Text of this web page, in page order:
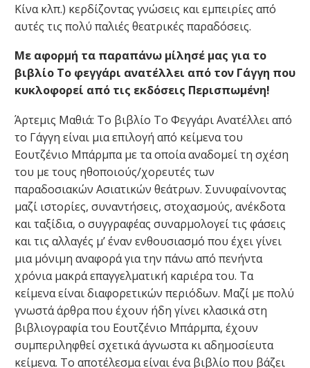
Κίνα κλπ.) κερδίζοντας γνώσεις και εμπειρίες από
αυτές τις πολύ παλιές θεατρικές παραδόσεις.
Με αφορμή τα παραπάνω μίλησέ μας για το
βιβλίο Το φεγγάρι ανατέλλει από τον Γάγγη που
κυκλοφορεί από τις εκδόσεις Περισπωμένη!
Άρτεμις Μαθιά: Το βιβλίο Το Φεγγάρι Ανατέλλει από
το Γάγγη είναι μια επιλογή από κείμενα του
Εουτζένιο Μπάρμπα με τα οποία αναδομεί τη σχέση
του με τους ηθοποιούς/χορευτές των
παραδοσιακών Ασιατικών θεάτρων. Συνυφαίνοντας
μαζί ιστορίες, συναντήσεις, στοχασμούς, ανέκδοτα
και ταξίδια, ο συγγραφέας συναρμολογεί τις φάσεις
και τις αλλαγές μ’ έναν ενθουσιασμό που έχει γίνει
μια μόνιμη αναφορά για την πάνω από πενήντα
χρόνια μακρά επαγγελματική καριέρα του. Τα
κείμενα είναι διαφορετικών περιόδων. Μαζί με πολύ
γνωστά άρθρα που έχουν ήδη γίνει κλασικά στη
βιβλιογραφία του Εουτζένιο Μπάρμπα, έχουν
συμπεριληφθεί σχετικά άγνωστα κι αδημοσίευτα
κείμενα. Το αποτέλεσμα είναι ένα βιβλίο που βάζει